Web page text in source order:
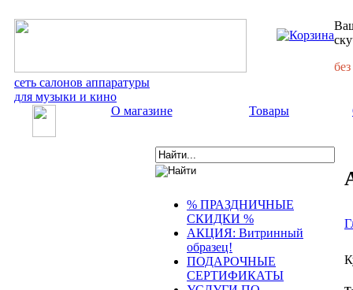
сеть салонов аппаратуры
для музыки и кино
О магазине Товары
% ПРАЗДНИЧНЫЕ
СКИДКИ %
АКЦИЯ: Витринный
образец!
ПОДАРОЧНЫЕ
СЕРТИФИКАТЫ